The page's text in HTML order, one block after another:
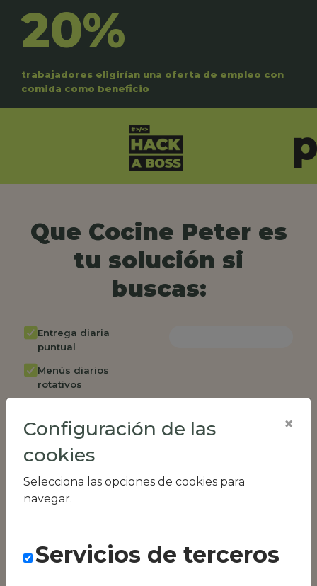
20%
trabajadores eligirían una oferta de empleo con
comida como beneficio
Que Cocine Peter es
tu solución si
buscas:
Entrega diaria
puntual
Menús diarios
rotativos
semanalmente
Factura única
empleados
Opción de catering
RR.HH
Configuración de las
cookies
Selecciona las opciones de cookies para
navegar.
×
Servicios de terceros